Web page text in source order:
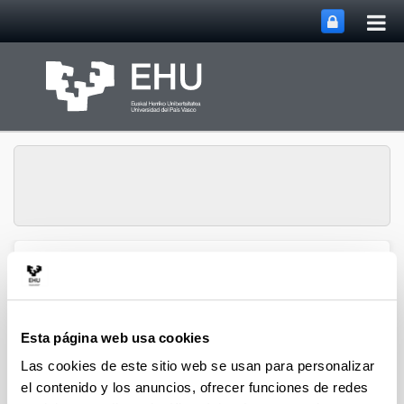
Esta página web usa cookies
Las cookies de este sitio web se usan para personalizar
el contenido y los anuncios, ofrecer funciones de redes
Gestión de la